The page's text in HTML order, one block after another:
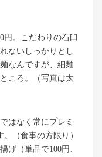
円。こだわりの石臼
ないしっかりとし
なんですが、細麺
ころ。（写真は太
はなく常にプレミ
（食事の方限り）
げ（単品で100円、